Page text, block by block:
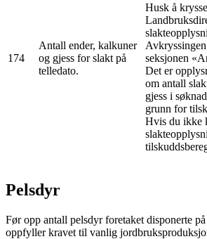
174
Antall ender, kalkuner
og gjess for slakt på
telledato.
Husk å
seksjonen
Det er
om antall
gjess i
grunn for
Hvis du ikke
Pelsdyr
Før opp antall pelsdyr foretaket disponerte
oppfyller kravet til vanlig